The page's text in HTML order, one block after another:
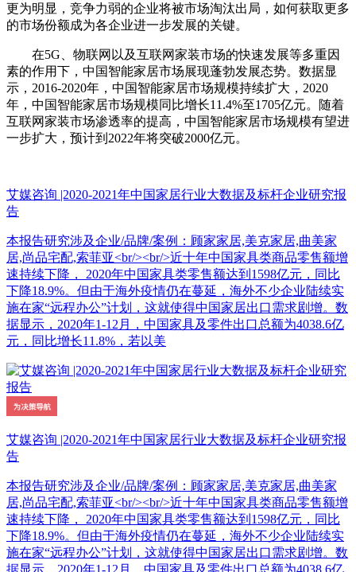
更为明显，竞争力弱的企业将被市场淘汰出局，如何获取更多
的市场份额成为各企业进一步发展的关键。
在5G、物联网以及互联网家装市场的快速发展等多重因
素的作用下，中国智能家居市场展现蓬勃发展态势。数据显
示，2016-2020年，中国智能家居市场规模持续扩大，2020
年，中国智能家居市场规模同比增长11.4%至1705亿元。随着
互联网家装市场渗透率的提高，中国智能家居市场规模有望进
一步扩大，预计到2022年将突破2000亿元。
艾媒咨询 |2020-2021年中国家居行业大数据及标杆企业研究报
告
本报告研究涉及企业/品牌/案例：顾家家居,美克家居,曲美家
居,尚品宅配,索菲亚<br/><br/>近十年中国家具类商品零售额增
速持续下降， 2020年中国家具类零售额达到1598亿元，同比
下降18.9%。但由于海外疫情仍在蔓延，海外不少企业陆续实
施在家“远程办公”计划，这就使得中国家居出口需求剧增。数
据显示，2020年1-12月，中国家具及零件出口总额为4038.6亿
元，同比增长11.8%，若以美
艾媒咨询 |2020-2021年中国家居行业大数据及标杆企业研究报
告
本报告研究涉及企业/品牌/案例：顾家家居,美克家居,曲美家
居,尚品宅配,索菲亚<br/><br/>近十年中国家具类商品零售额增
速持续下降， 2020年中国家具类零售额达到1598亿元，同比
下降18.9%。但由于海外疫情仍在蔓延，海外不少企业陆续实
施在家“远程办公”计划，这就使得中国家居出口需求剧增。数